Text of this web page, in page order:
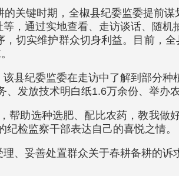
关键时期，全椒县纪委监委提前
，通过实地查看、走访谈话、随
切实维护群众切身利益。目前，
县纪委监委在走访中了解到部分
发放技术明白纸1.6万余份、举办
帮助选种选肥、配比农药，教我
检监察干部表达自己的喜悦之情。
、妥善处置群众关于春耕备耕的